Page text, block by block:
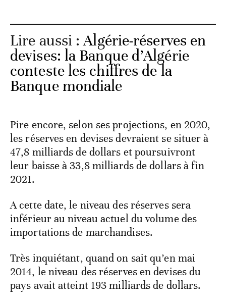
Lire aussi :Algérie-réserves en
devises: la Banque d’Algérie
conteste les chiffres de la
Banque mondiale
Pire encore, selon ses projections, en 2020,
les réserves en devises devraient se situer à
47,8 milliards de dollars et poursuivront
leur baisse à 33,8 milliards de dollars à fin
2021.
A cette date, le niveau des réserves sera
inférieur au niveau actuel du volume des
importations de marchandises.
Très inquiétant, quand on sait qu’en mai
2014, le niveau des réserves en devises du
pays avait atteint 193 milliards de dollars.